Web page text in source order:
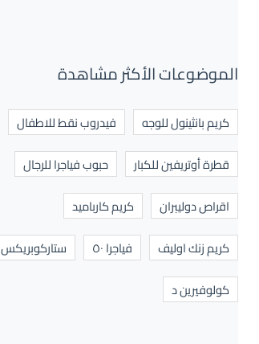
الموضوعات الأكثر مشاهدة
كريم بانثينول للوجه
فيدروب نقط للاطفال
قطرة أوتريفين للكبار
حبوب فياجرا للرجال
اقراص دوليبران
كريم كارباميد
كريم زنك اوليف
فياجرا ٥٠
ستاركوبريكس
كولوفيرين د